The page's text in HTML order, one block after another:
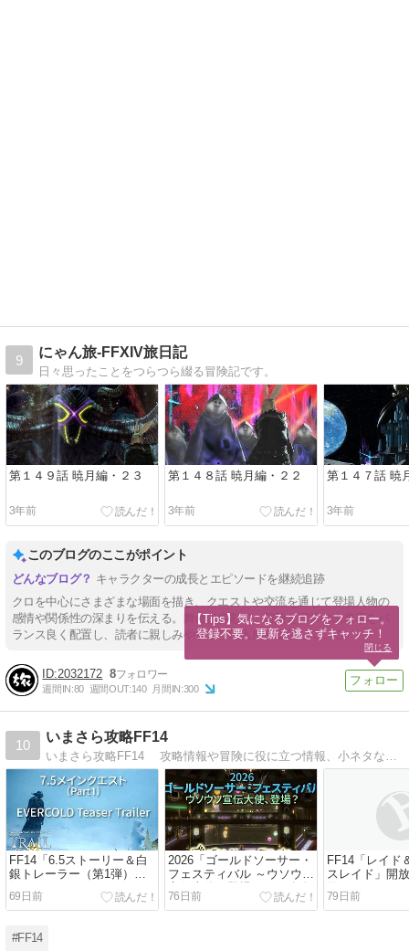
9
にゃん旅-FFXIV旅日記
日々思ったことをつらつら綴る冒険記です。
第１４９話 暁月編・２３
3年前
第１４８話 暁月編・２２
3年前
第１４７話 暁
3年前
このブログのここがポイント
キャラクターの成長とエピソードを継続追跡
クロを中心にさまざまな場面を描き、クエストや交流を通じて登場人物の
感情や関係性の深まりを伝える。舞台は多彩で、冒険と日常の出来事をバ
ランス良く配置し、読者に親しみやすさと没入感を提供している。
2032172 8
週間IN:80 週間OUT:140 月間IN:300
10
いまさら攻略FF14
いまさら攻略FF14 攻略情報や冒険に役に立つ情報、小ネタなど。 初心者に優しい攻略ブログです。
FF14「6.5ストーリー＆白
銀トレーラー（第1弾）」
気になるポイント
69日前
2026「ゴールドソーサー・
フェスティバル ～ウソウソ
宣伝大使、登場？～」攻略
76日前
FF14「レイド
スレイド」開
79日前
#FF14
【Tips】気になるブログをフォロー。
登録不要。更新を逃さずキャッチ！
閉じる